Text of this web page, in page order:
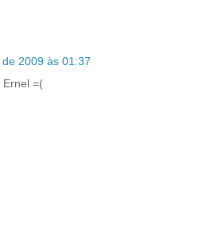
2009 às 01:37
Ernel =(